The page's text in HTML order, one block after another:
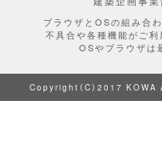
ブラウザとOSの組み合
不具合や各種機能がご利
OSやブラウザは
Copyright（C）2017